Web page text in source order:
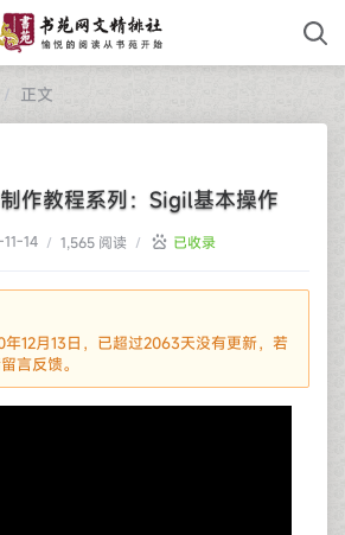
/ 正文
作教程系列：Sigil基本操作
14 / 1,565 阅读 / 已收录
12月13日，已超过2063天没有更新，若
言反馈。